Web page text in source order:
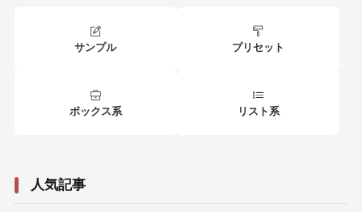
サンプル プリセット
ボックス系 リスト系
人気記事